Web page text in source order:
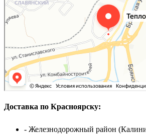
Доставка по Красноярску:
- Железнодорожный район